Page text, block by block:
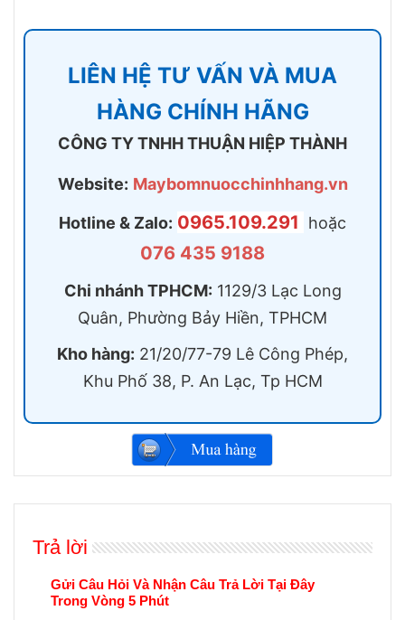
LIÊN HỆ TƯ VẤN VÀ MUA
HÀNG CHÍNH HÃNG
CÔNG TY TNHH THUẬN HIỆP THÀNH
Website: Maybomnuocchinhhang.vn
Hotline & Zalo: 0965.109.291 hoặc
076 435 9188
Chi nhánh TPHCM: 1129/3 Lạc Long
Quân, Phường Bảy Hiền, TPHCM
Kho hàng: 21/20/77-79 Lê Công Phép,
Khu Phố 38, P. An Lạc, Tp HCM
Trả lời
Gửi Câu Hỏi Và Nhận Câu Trả Lời Tại Đây
Trong Vòng 5 Phút